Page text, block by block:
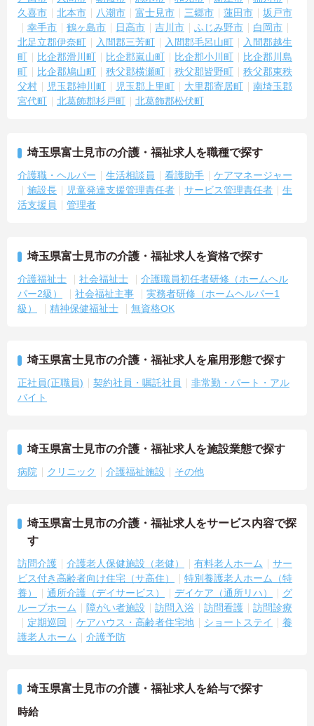
久喜市
北本市 八潮市 富士見市 三郷市 蓮田市
坂戸市
幸手市
鶴ヶ島市 日高市 吉川市 ふじみ野市
白岡市
北足立郡伊奈町
入間郡三芳町 入間郡毛呂山町
入間郡越生
町
比企郡滑川町 比企郡嵐山町 比企郡小川町
比企郡川島
町
比企郡鳩山町 秩父郡横瀬町 秩父郡皆野町
秩父郡東秩
父村
児玉郡神川町 児玉郡上里町 大里郡寄居町
南埼玉郡
宮代町
北葛飾郡杉戸町 北葛飾郡松伏町
埼玉県富士見市の介護・福祉求人を職種で探す
介護職・ヘルパー 生活相談員 看護助手
ケアマネージャー
施設長
児童発達支援管理責任者 サービス管理責任者
生
活支援員
管理者
埼玉県富士見市の介護・福祉求人を資格で探す
介護福祉士 社会福祉士
介護職員初任者研修（ホームヘル
パー2級）
社会福祉主事
実務者研修（ホームヘルパー1
級）
精神保健福祉士 無資格OK
埼玉県富士見市の介護・福祉求人を雇用形態で探す
正社員(正職員) 契約社員・嘱託社員
非常勤・パート・アル
バイト
埼玉県富士見市の介護・福祉求人を施設業態で探す
病院 クリニック 介護福祉施設 その他
埼玉県富士見市の介護・福祉求人をサービス内容で探
す
訪問介護 介護老人保健施設（老健） 有料老人ホーム
サー
ビス付き高齢者向け住宅（サ高住）
特別養護老人ホーム（特
養）
通所介護（デイサービス） デイケア（通所リハ）
グ
ループホーム
障がい者施設 訪問入浴 訪問看護
訪問診療
定期巡回
ケアハウス・高齢者住宅地 ショートステイ
養
護老人ホーム
介護予防
埼玉県富士見市の介護・福祉求人を給与で探す
時給